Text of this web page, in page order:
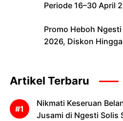
Periode 16–30 April
Promo Heboh
2026, Diskon
Artikel Terbaru
Nikmati Keseruan
Jusami di Ngesti Solis